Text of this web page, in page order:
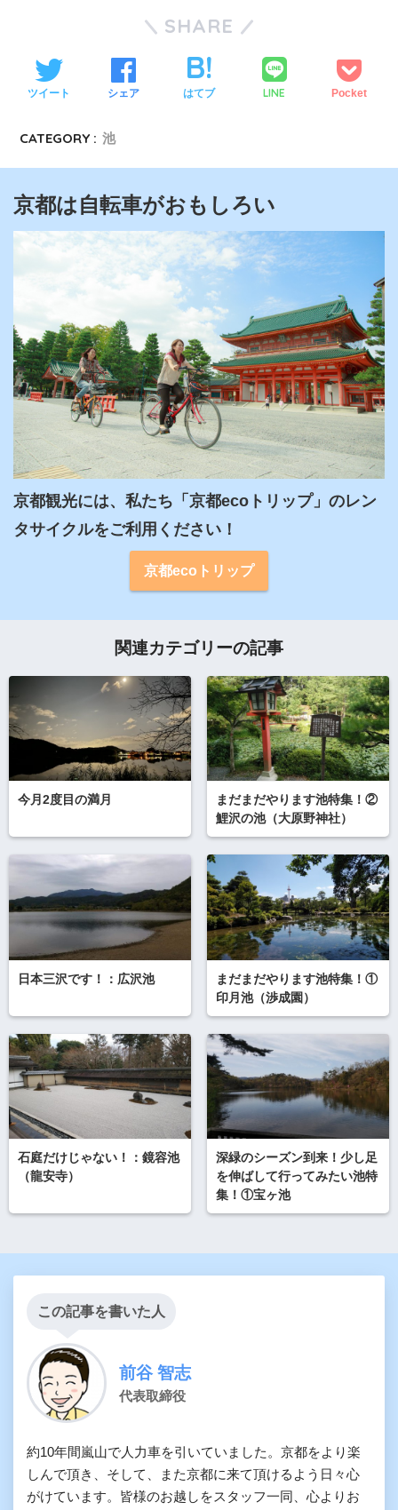
SHARE
ツイート シェア はてブ LINE Pocket
CATEGORY : 池
京都は自転車がおもしろい
京都観光には、私たち「京都ecoトリップ」のレン
タサイクルをご利用ください！
京都ecoトリップ
関連カテゴリーの記事
今月2度目の満月
まだまだやります池特集！②
鯉沢の池（大原野神社）
日本三沢です！：広沢池
まだまだやります池特集！①
印月池（渉成園）
石庭だけじゃない！：鏡容池
（龍安寺）
深緑のシーズン到来！少し足
を伸ばして行ってみたい池特
集！①宝ヶ池
この記事を書いた人
前谷 智志
代表取締役
約10年間嵐山で人力車を引いていました。京都をより楽
しんで頂き、そして、また京都に来て頂けるよう日々心
がけています。皆様のお越しをスタッフ一同、心よりお